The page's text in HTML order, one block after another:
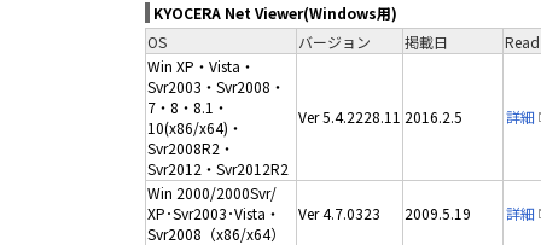
KYOCERA Net Viewer(Windows用)
OS
バージョン 掲載日
Win XP・Vista・
Svr2003・Svr2008・
7・8・8.1・
10(x86/x64)・
Svr2008R2・
Svr2012・Svr2012R2
Ver 5.4.2228.11 2016.2.5 詳細
Win 2000/2000Svr/
XP･Svr2003･Vista・
Svr2008（x86/x64）
Ver 4.7.0323 2009.5.19 詳細